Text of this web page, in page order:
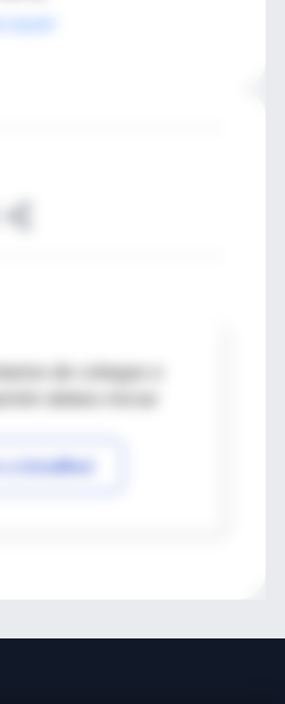
de colegas o
a IntraMed